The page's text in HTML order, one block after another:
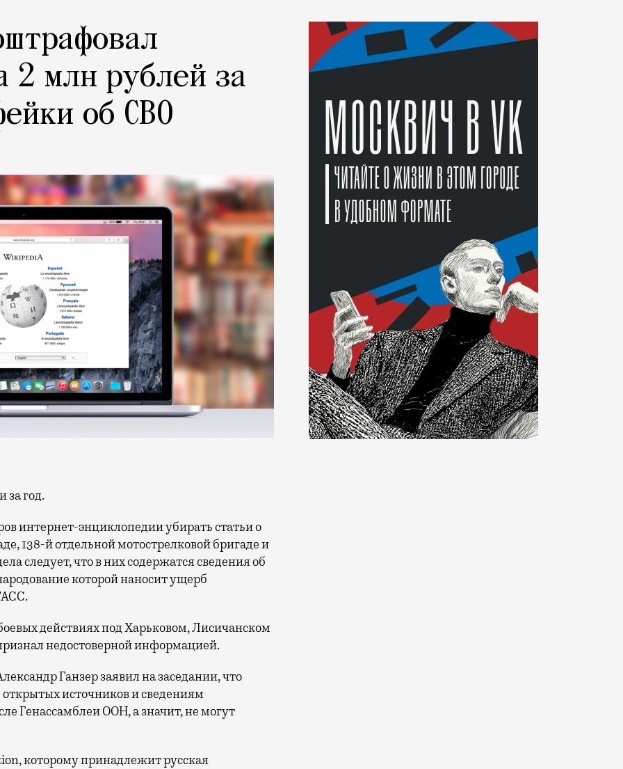
2 млн рублей за
об СВО
за год.
интернет-энциклопедии убирать статьи о
138-й отдельной мотострелковой бригаде и
следует, что в них содержатся сведения об
которой наносит ущерб
действиях под Харьковом, Лисичанском
недостоверной информацией.
Ганзер заявил на заседании, что
источников и сведениям
Генассамблеи ООН, а значит, не могут
которому принадлежит русская